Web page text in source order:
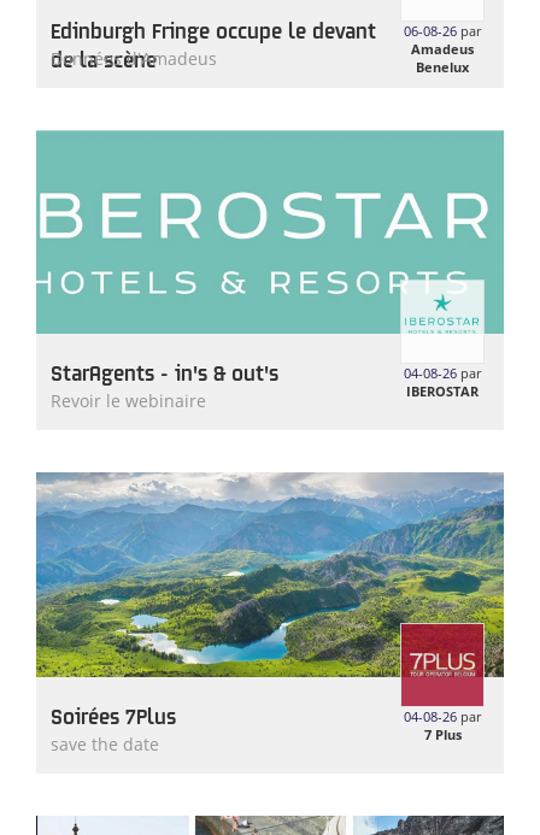
Edinburgh Fringe occupe le devant
de la scène
Données d'Amadeus
06-08-26 par
Amadeus
Benelux
StarAgents - in's & out's
Revoir le webinaire
04-08-26 par
IBEROSTAR
Soirées 7Plus
save the date
04-08-26 par
7 Plus